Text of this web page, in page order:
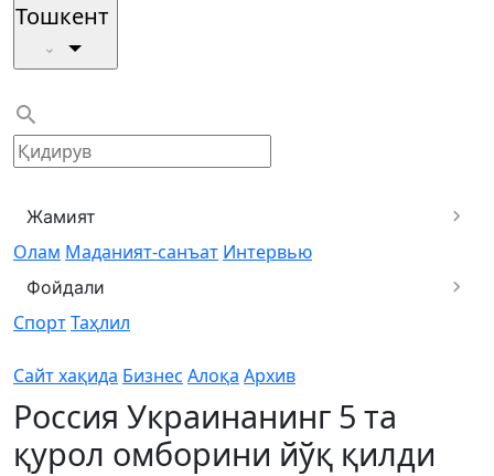
Тошкент
Жамият
Олам Маданият-санъат Интервью
Фойдали
СпортТаҳлил
Сайт хақида Бизнес Алоқа Архив
Россия Украинанинг 5 та
қурол омборини йўқ қилди